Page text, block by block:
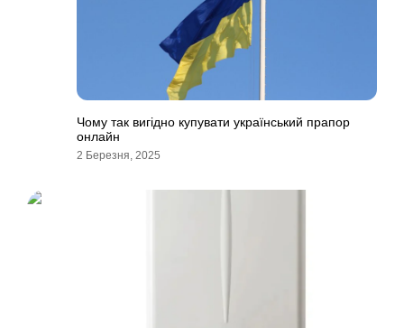
Чому так вигідно купувати український прапор
онлайн
2 Березня, 2025